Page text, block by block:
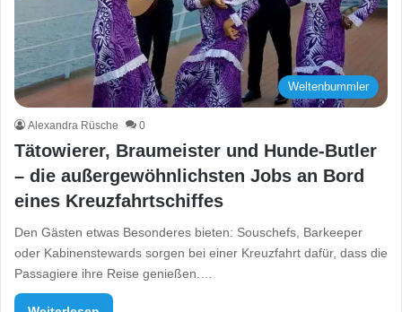
Weltenbummler
Alexandra Rüsche 0
Tätowierer, Braumeister und Hunde-Butler
– die außergewöhnlichsten Jobs an Bord
eines Kreuzfahrtschiffes
Den Gästen etwas Besonderes bieten: Souschefs, Barkeeper
oder Kabinenstewards sorgen bei einer Kreuzfahrt dafür, dass die
Passagiere ihre Reise genießen.…